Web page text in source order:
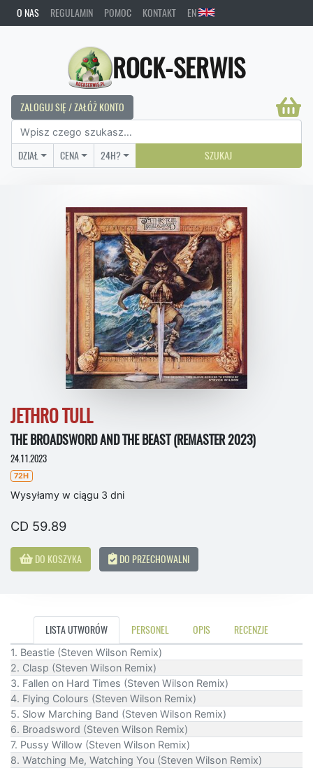
O NAS REGULAMIN POMOC KONTAKT EN
ROCK-SERWIS
ZALOGUJ SIĘ / ZAŁÓŻ KONTO
DZIAŁ CENA 24H? SZUKAJ
JETHRO TULL
THE BROADSWORD AND THE BEAST (REMASTER 2023)
24.11.2023
72H
Wysyłamy w ciągu 3 dni
CD 59.89
DO KOSZYKA DO PRZECHOWALNI
LISTA UTWORÓW PERSONEL OPIS RECENZJE
1. Beastie (Steven Wilson Remix)
2. Clasp (Steven Wilson Remix)
3. Fallen on Hard Times (Steven Wilson Remix)
4. Flying Colours (Steven Wilson Remix)
5. Slow Marching Band (Steven Wilson Remix)
6. Broadsword (Steven Wilson Remix)
7. Pussy Willow (Steven Wilson Remix)
8. Watching Me, Watching You (Steven Wilson Remix)